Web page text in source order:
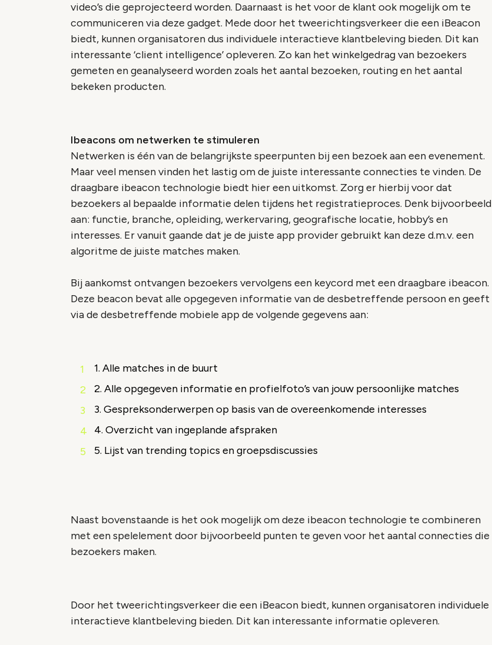
video’s die geprojecteerd worden. Daarnaast is het voor de klant ook mogelijk om te
communiceren via deze gadget. Mede door het tweerichtingsverkeer die een iBeacon
biedt, kunnen organisatoren dus individuele interactieve klantbeleving bieden. Dit kan
interessante ‘client intelligence’ opleveren. Zo kan het winkelgedrag van bezoekers
gemeten en geanalyseerd worden zoals het aantal bezoeken, routing en het aantal
bekeken producten.
Ibeacons om netwerken te stimuleren
Netwerken is één van de belangrijkste speerpunten bij een bezoek aan een evenement.
Maar veel mensen vinden het lastig om de juiste interessante connecties te vinden. De
draagbare ibeacon technologie biedt hier een uitkomst. Zorg er hierbij voor dat
bezoekers al bepaalde informatie delen tijdens het registratieproces. Denk bijvoorbeeld
aan: functie, branche, opleiding, werkervaring, geografische locatie, hobby’s en
interesses. Er vanuit gaande dat je de juiste app provider gebruikt kan deze d.m.v. een
algoritme de juiste matches maken.
Bij aankomst ontvangen bezoekers vervolgens een keycord met een draagbare ibeacon.
Deze beacon bevat alle opgegeven informatie van de desbetreffende persoon en geeft
via de desbetreffende mobiele app de volgende gegevens aan:
1. Alle matches in de buurt
2. Alle opgegeven informatie en profielfoto’s van jouw persoonlijke matches
3. Gespreksonderwerpen op basis van de overeenkomende interesses
4. Overzicht van ingeplande afspraken
5. Lijst van trending topics en groepsdiscussies
Naast bovenstaande is het ook mogelijk om deze ibeacon technologie te combineren
met een spelelement door bijvoorbeeld punten te geven voor het aantal connecties die
bezoekers maken.
Door het tweerichtingsverkeer die een iBeacon biedt, kunnen organisatoren individuele
interactieve klantbeleving bieden. Dit kan interessante informatie opleveren.